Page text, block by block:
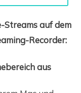
Streams auf dem
Recorder:
aus